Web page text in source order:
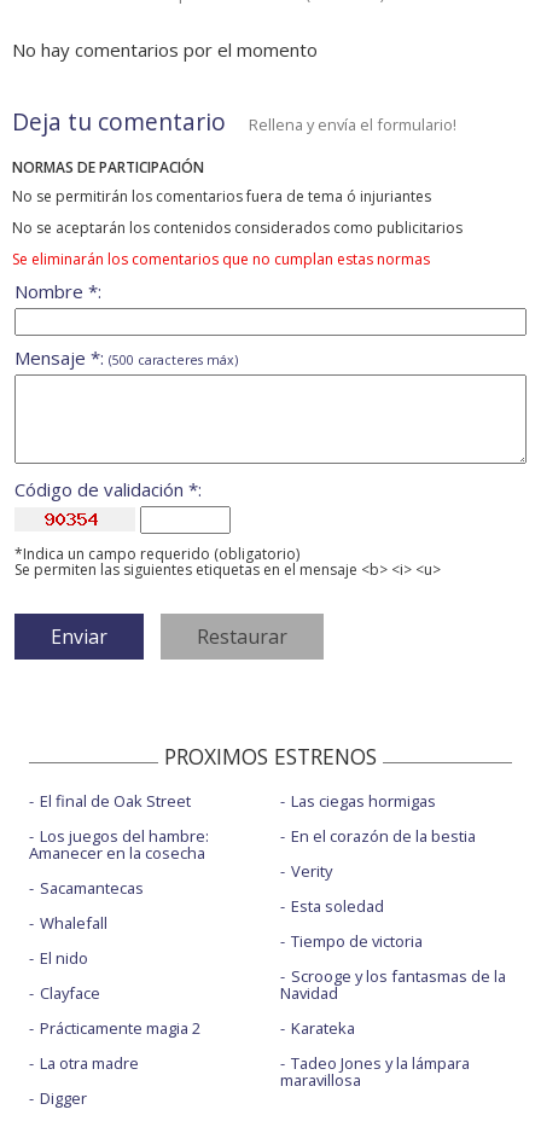
No hay comentarios por el momento
Deja tu comentario Rellena y envía el formulario!
NORMAS DE PARTICIPACIÓN
No se permitirán los comentarios fuera de tema ó injuriantes
No se aceptarán los contenidos considerados como publicitarios
Se eliminarán los comentarios que no cumplan estas normas
Nombre *:
Mensaje *: (500 caracteres máx)
Código de validación *:
*Indica un campo requerido (obligatorio)
Se permiten las siguientes etiquetas en el mensaje <b> <i> <u>
PROXIMOS ESTRENOS
El final de Oak Street
Los juegos del hambre:
Amanecer en la cosecha
Sacamantecas
Whalefall
El nido
Clayface
Prácticamente magia 2
La otra madre
Digger
Las ciegas hormigas
En el corazón de la bestia
Verity
Esta soledad
Tiempo de victoria
Scrooge y los fantasmas de la
Navidad
Karateka
Tadeo Jones y la lámpara
maravillosa